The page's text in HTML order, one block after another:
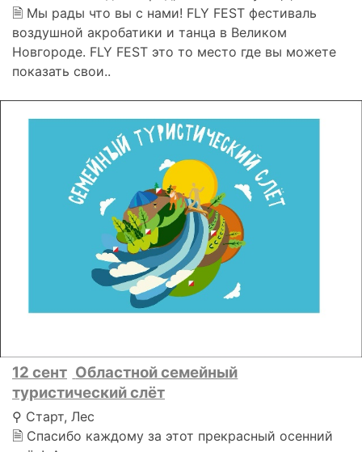
🗎 Мы рады что вы с нами! FLY FEST фестиваль
воздушной акробатики и танца в Великом
Новгороде. FLY FEST это то место где вы можете
показать свои..
12 сент Областной семейный
туристический слёт
⚲ Старт, Лес
🗎 Спасибо каждому за этот прекрасный осенний